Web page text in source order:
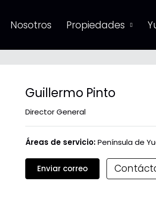
Nosotros Propiedades
Guillermo Pinto
Director General
Áreas de servicio:Península de
Enviar correo